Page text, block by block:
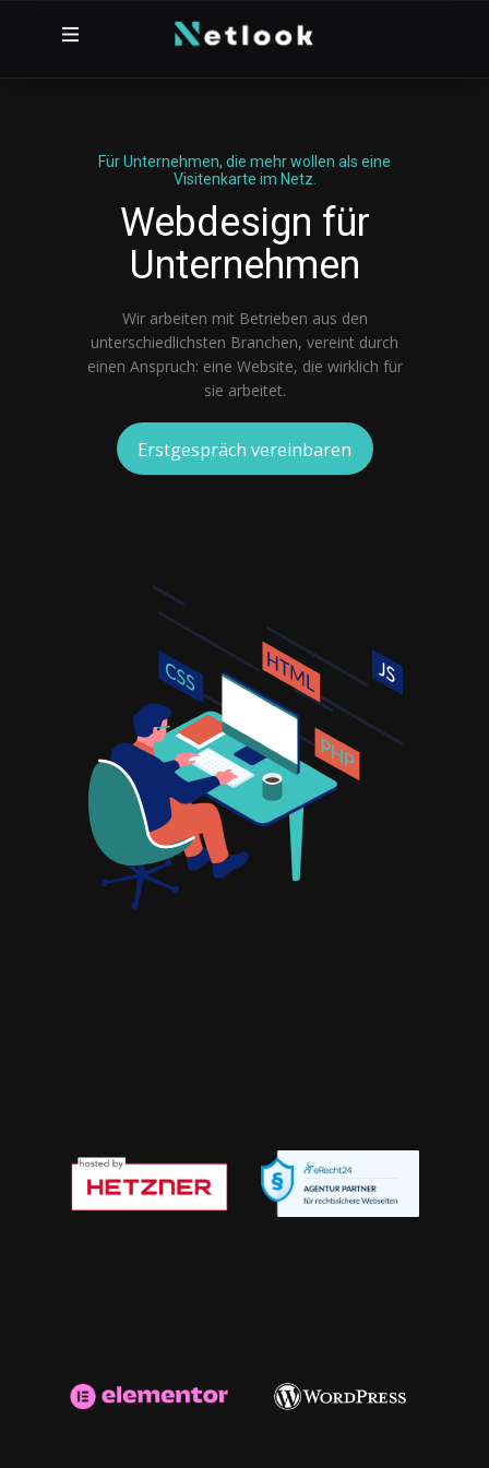
Für Unternehmen, die mehr wollen als eine
Visitenkarte im Netz.
Webdesign für
Unternehmen
Wir arbeiten mit Betrieben aus den
unterschiedlichsten Branchen, vereint durch
einen Anspruch: eine Website, die wirklich für
sie arbeitet.
Erstgespräch vereinbaren